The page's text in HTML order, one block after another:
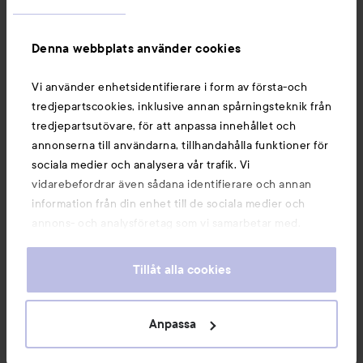
Denna webbplats använder cookies
Vi använder enhetsidentifierare i form av första-och
tredjepartscookies, inklusive annan spårningsteknik från
tredjepartsutövare, för att anpassa innehållet och
annonserna till användarna, tillhandahålla funktioner för
sociala medier och analysera vår trafik. Vi
vidarebefordrar även sådana identifierare och annan
information från din enhet till de sociala medier och
annons- och analysföretag som vi samarbetar med.
information som du har tillhandahållit eller som de har
våra cookies vid fortsatt användande av vår webbplats.
För information om hur du kan ändra inställningarna för
Tillåt alla cookies
Anpassa
Du kanske också gillar